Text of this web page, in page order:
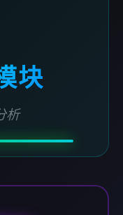
块
析